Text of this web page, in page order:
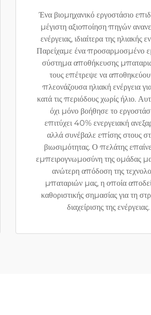
Ένα βιομηχανικό εργοστάσιο
μέγιστη αξιοποίηση πηγών
ενέργειας, ιδιαίτερα της ηλιακής
Παρείχαμε ένα προσαρμοσμένο
σύστημα αποθήκευσης
τους επέτρεψε να
πλεονάζουσα ηλιακή ενέργεια
κατά τις περιόδους χωρίς ήλιο.
όχι μόνο βοήθησε το
επιτύχει 40% ενεργειακή
αλλά συνέβαλε επίσης στους
βιωσιμότητας. Ο πελάτης
εμπειρογνωμοσύνη της ομάδας
ανώτερη απόδοση της
μπαταριών μας, η οποία
καθοριστικής σημασίας για τη
διαχείρισης της ενέργειας.